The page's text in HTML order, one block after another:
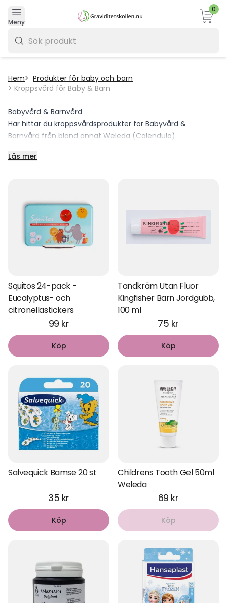
Meny
0
Hem
Produkter för baby och barn
Kroppsvård för Baby & Barn
Babyvård & Barnvård
Här hittar du kroppsvårdsprodukter för Babyvård &
Barnvård från bland annat Weleda (Calendula).
Läs mer
Squitos 24-pack -
Eucalyptus- och
citronellastickers
99 kr
Köp
Tandkräm Utan Fluor
Kingfisher Barn Jordgubb,
100 ml
75 kr
Köp
Salvequick Bamse 20 st
35 kr
Köp
Childrens Tooth Gel 50ml
Weleda
69 kr
Köp